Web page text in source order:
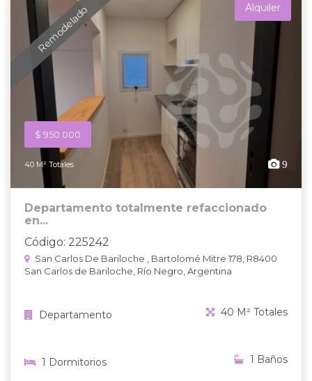
Remodelado Alquiler
$ 950.000
40 M² Totales 9
Departamento totalmente refaccionado
en...
Código: 225242
San Carlos De Bariloche , Bartolomé Mitre 178, R8400
San Carlos de Bariloche, Río Negro, Argentina
Departamento 40 M² Totales
1 Dormitorios 1 Baños